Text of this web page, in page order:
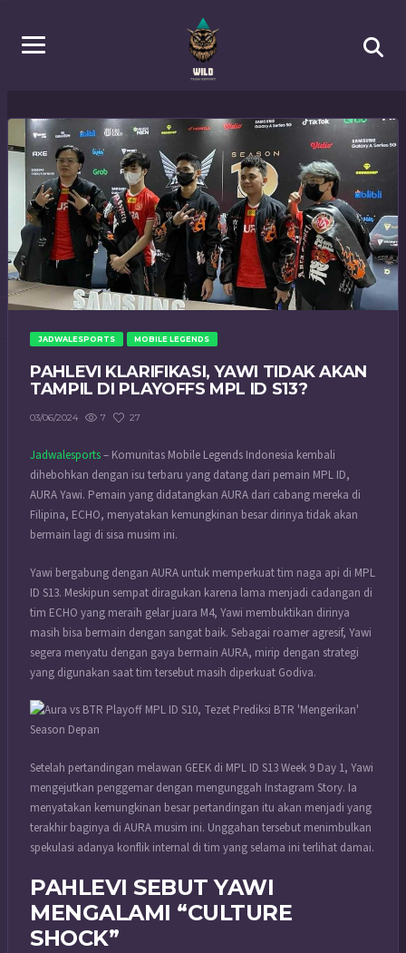
JADWALESPORTS MOBILE LEGENDS
PAHLEVI KLARIFIKASI, YAWI TIDAK AKAN
TAMPIL DI PLAYOFFS MPL ID S13?
03/06/2024 7 27
Jadwalesports– Komunitas Mobile Legends Indonesia kembali
dihebohkan dengan isu terbaru yang datang dari pemain MPL ID,
AURA Yawi. Pemain yang didatangkan AURA dari cabang mereka di
Filipina, ECHO, menyatakan kemungkinan besar dirinya tidak akan
bermain lagi di sisa musim ini.
Yawi bergabung dengan AURA untuk memperkuat tim naga api di MPL
ID S13. Meskipun sempat diragukan karena lama menjadi cadangan di
tim ECHO yang meraih gelar juara M4, Yawi membuktikan dirinya
masih bisa bermain dengan sangat baik. Sebagai roamer agresif, Yawi
segera menyatu dengan gaya bermain AURA, mirip dengan strategi
yang digunakan saat tim tersebut masih diperkuat Godiva.
Setelah pertandingan melawan GEEK di MPL ID S13 Week 9 Day 1, Yawi
mengejutkan penggemar dengan mengunggah Instagram Story. Ia
menyatakan kemungkinan besar pertandingan itu akan menjadi yang
terakhir baginya di AURA musim ini. Unggahan tersebut menimbulkan
spekulasi adanya konflik internal di tim yang selama ini terlihat damai.
PAHLEVI SEBUT YAWI
MENGALAMI “CULTURE
SHOCK”